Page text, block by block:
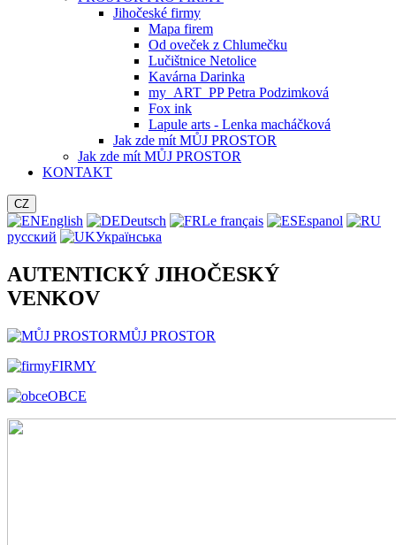
Jihočeské firmy
Mapa firem
Od oveček z Chlumečku
Lučištnice Netolice
Kavárna Darinka
my_ART_PP Petra Podzimková
Fox ink
Lapule arts - Lenka macháčková
Jak zde mít MŮJ PROSTOR
Jak zde mít MŮJ PROSTOR
KONTAKT
CZ
English Deutsch Le français
Espanol
русский
Українська
AUTENTICKÝ JIHOČESKÝ
VENKOV
MŮJ PROSTOR
FIRMY
OBCE